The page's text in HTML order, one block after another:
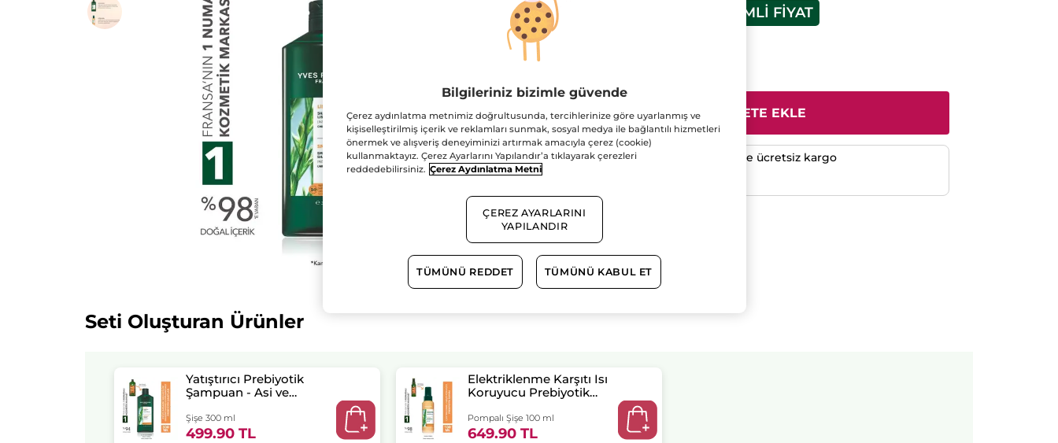
Saç
Seti-
Şampuan
ml
&
Isı
Koruyucu
ml
SETE ÖZEL %35 INDIRIMLI FIYAT
SEPETE EKLE
1.500TL ve üzeri alışverişlerde ücretsiz kargo
Seti Oluşturan Ürünler
Yatıştırıcı Prebiyotik
Şampuan - Asi ve
- SLS,SLES İçermez ,
Vegan
Şişe 300 ml
499.90 TL
Elektriklenme Karşıtı Isı
Koruyucu Prebiyotik
Saçlar/Lissage - Vegan
Pompalı Şişe 100 ml
649.90 TL
Bilgileriniz bizimle güvende
Çerez aydınlatma metnimiz doğrultusunda, tercihlerinize göre uyarlanmış ve
kişiselleştirilmiş içerik ve reklamları sunmak, sosyal medya ile bağlantılı hizmetleri
önermek ve alışveriş deneyiminizi artırmak amacıyla çerez (cookie)
kullanmaktayız. Çerez Ayarlarını Yapılandır’a tıklayarak çerezleri
reddedebilirsiniz. Çerez Aydınlatma Metni
ÇEREZ AYARLARINI
YAPILANDIR
TÜMÜNÜ REDDET TÜMÜNÜ KABUL ET